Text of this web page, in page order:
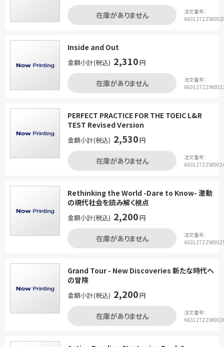
在庫がありません
注文番号：
Inside and Out
金額小計(税込) 2,310円
在庫がありません
注文番号：
PERFECT PRACTICE FOR THE TOEIC L&R
TEST Revised Version
金額小計(税込) 2,530円
在庫がありません
注文番号：
Rethinking the World -Dare to Know- 激動
の現代社会を読み解く視点
金額小計(税込) 2,200円
在庫がありません
注文番号：
Grand Tour - New Discoveries 新たな時代へ
の冒険
金額小計(税込) 2,200円
在庫がありません
注文番号：